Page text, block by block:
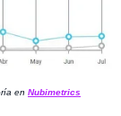
en Nubimetrics